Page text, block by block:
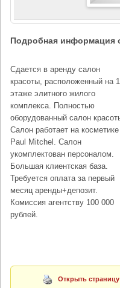
Подробная информация
Сдается в аренду салон
красоты, расположенный на 1
этаже элитного жилого
комплекса. Полностью
оборудованный салон
Салон работает на косметике
Paul Mitchel. Салон
укомплектован персоналом.
Большая клиентская база.
Требуется оплата за первый
месяц аренды+депозит.
Комиссия агентству 100 000
рублей.
Открыть страницу